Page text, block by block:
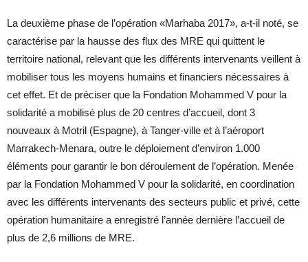
La deuxième phase de l’opération «Marhaba 2017», a-t-il noté, se
caractérise par la hausse des flux des MRE qui quittent le
territoire national, relevant que les différents intervenants veillent à
mobiliser tous les moyens humains et financiers nécessaires à
cet effet. Et de préciser que la Fondation Mohammed V pour la
solidarité a mobilisé plus de 20 centres d’accueil, dont 3
nouveaux à Motril (Espagne), à Tanger-ville et à l’aéroport
Marrakech-Menara, outre le déploiement d’environ 1.000
éléments pour garantir le bon déroulement de l’opération. Menée
par la Fondation Mohammed V pour la solidarité, en coordination
avec les différents intervenants des secteurs public et privé, cette
opération humanitaire a enregistré l’année dernière l’accueil de
plus de 2,6 millions de MRE.